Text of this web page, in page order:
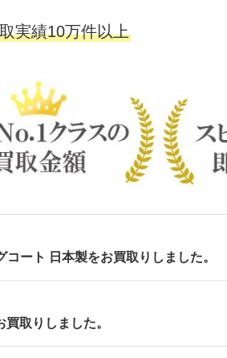
実績10万件以上
ート 日本製をお買取りしました。
取りしました。